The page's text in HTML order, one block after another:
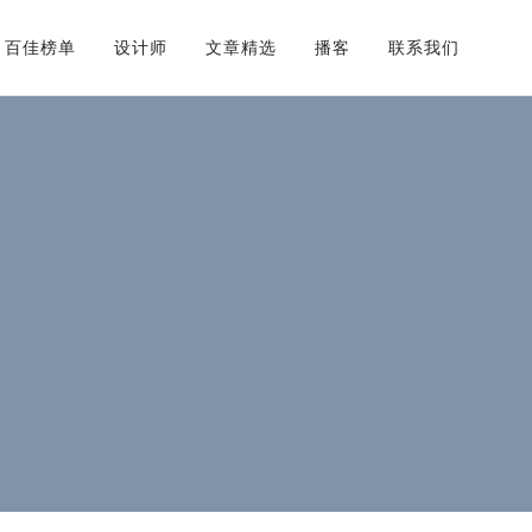
百佳榜单 设计师 文章精选 播客 联系我们